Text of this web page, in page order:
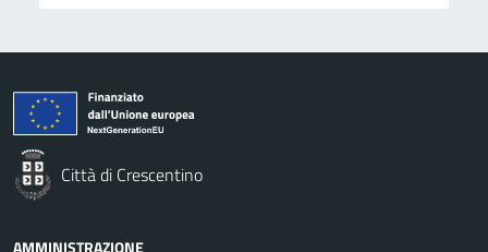
Città di Crescentino
AMMINISTRAZIONE